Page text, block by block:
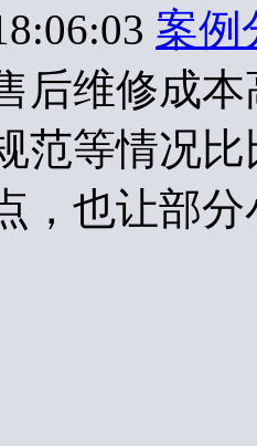
案例
后维修成
范等情况
，也让部